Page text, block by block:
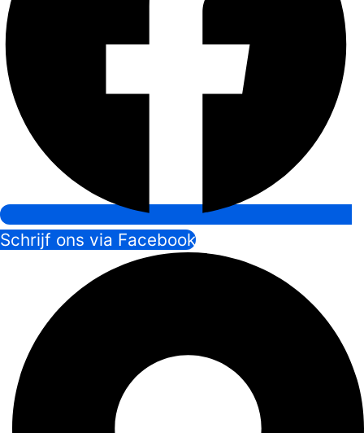
Schrijf ons via Facebook